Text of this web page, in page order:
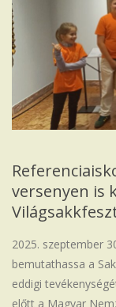
Iskola
versenyen is
2025. szeptember
bemutathassa a
eddigi
előtt a Magyar